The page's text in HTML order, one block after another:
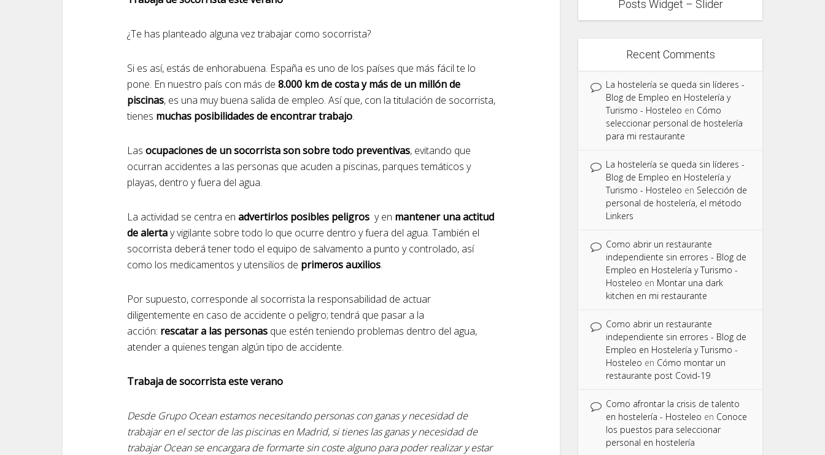
¿Te has planteado alguna vez trabajar como socorrista?
Si es así, estás de enhorabuena. España es uno de los países que más fácil te lo
pone. En nuestro país con más de 8.000 km de costa y más de un millón de
piscinas, es una muy buena salida de empleo. Así que, con la titulación de socorrista,
tienes muchas posibilidades de encontrar trabajo.
Las ocupaciones de un socorrista son sobre todo preventivas, evitando que
ocurran accidentes a las personas que acuden a piscinas, parques temáticos y
playas, dentro y fuera del agua.
La actividad se centra en advertirlos posibles peligros y en mantener una actitud
de alertay vigilante sobre todo lo que ocurre dentro y fuera del agua. También el
socorrista deberá tener todo el equipo de salvamento a punto y controlado, así
como los medicamentos y utensilios de primeros auxilios.
Por supuesto, corresponde al socorrista la responsabilidad de actuar
diligentemente en caso de accidente o peligro; tendrá que pasar a la
acción: rescatar a las personas que estén teniendo problemas dentro del agua,
atender a quienes tengan algún tipo de accidente.
Trabaja de socorrista este verano
Desde Grupo Ocean estamos necesitando personas con ganas y necesidad de
trabajar en el sector de las piscinas en Madrid, si tienes las ganas y necesidad de
trabajar Ocean se encargara de formarte sin coste alguno para poder realizar y estar
Posts Widget – Slider
Recent Comments
La hostelería se queda sin líderes -
Blog de Empleo en Hostelería y
Turismo - Hosteleo en Cómo
seleccionar personal de hostelería
para mi restaurante
La hostelería se queda sin líderes -
Blog de Empleo en Hostelería y
Turismo - Hosteleo en Selección de
personal de hostelería, el método
Linkers
Como abrir un restaurante
independiente sin errores - Blog de
Empleo en Hostelería y Turismo -
Hosteleo en Montar una dark
kitchen en mi restaurante
Como abrir un restaurante
independiente sin errores - Blog de
Empleo en Hostelería y Turismo -
Hosteleo en Cómo montar un
restaurante post Covid-19
Como afrontar la crisis de talento
en hostelería - Hosteleo en Conoce
los puestos para seleccionar
personal en hostelería